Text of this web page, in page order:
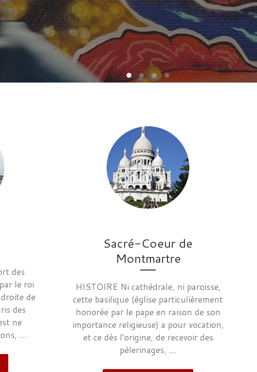
des
le roi
de
des
ne
...
Sacré-Coeur de
Montmartre
HISTOIRE Ni cathédrale, ni paroisse,
cette basilique (église particulièrement
honorée par le pape en raison de son
importance religieuse) a pour vocation,
et ce dès l’origine, de recevoir des
pèlerinages, ...